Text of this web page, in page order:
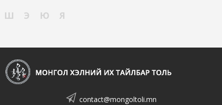
Ш
Э Ю Я
contact@mongoltoli.mn